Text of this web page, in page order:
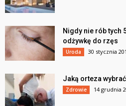
Nigdy nie rób tych
odżywkę do rzęs
Uroda 30 stycznia
Jaką orteza
Zdrowie 14 grudnia